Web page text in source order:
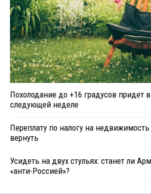
Похолодание до +16 градусов придет
следующей неделе
Переплату по налогу на
вернуть
Усидеть на двух стульях: станет ли
«анти-Россией»?